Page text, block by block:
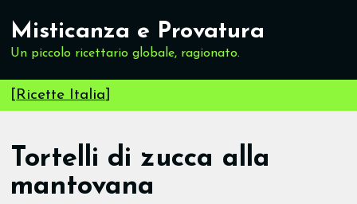
Misticanza e Provatura
Un piccolo ricettario globale, ragionato.
[Ricette Italia]
Tortelli di zucca alla
mantovana